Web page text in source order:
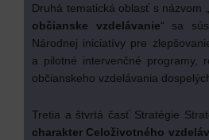
Druhá tematická oblasť s názvom „
občianske vzdelávanie“ sa
Národnej iniciatívy pre
a pilotné intervenčné programy,
občianskeho vzdelávania
Tretia a štvrtá časť Stratégie
charakter Celoživotného